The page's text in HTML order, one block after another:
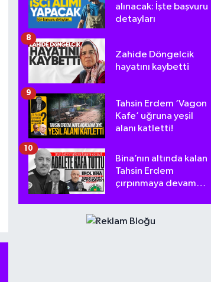
alınacak: İşte başvuru
detayları
Zahide Döngelcik
hayatını kaybetti
8
Tahsin Erdem ‘Vagon
Kafe’ uğruna yeşil
alanı katletti!
9
Bina’nın altında kalan
Tahsin Erdem
çırpınmaya devam
10